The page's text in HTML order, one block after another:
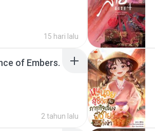
15 hari lalu
of Embers.
2 tahun lalu